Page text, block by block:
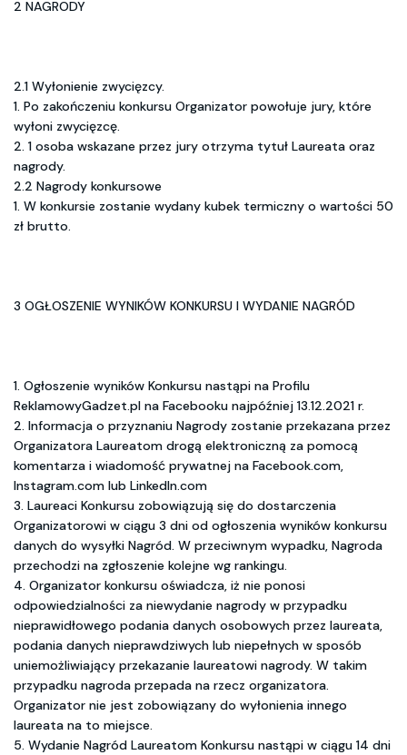
2 NAGRODY
2.1 Wyłonienie zwycięzcy.
1. Po zakończeniu konkursu Organizator powołuje jury, które
wyłoni zwycięzcę.
2. 1 osoba wskazane przez jury otrzyma tytuł Laureata oraz
nagrody.
2.2 Nagrody konkursowe
1. W konkursie zostanie wydany kubek termiczny o wartości 50
zł brutto.
3 OGŁOSZENIE WYNIKÓW KONKURSU I WYDANIE NAGRÓD
1. Ogłoszenie wyników Konkursu nastąpi na Profilu
ReklamowyGadzet.pl na Facebooku najpóźniej 13.12.2021 r.
2. Informacja o przyznaniu Nagrody zostanie przekazana przez
Organizatora Laureatom drogą elektroniczną za pomocą
komentarza i wiadomość prywatnej na Facebook.com,
Instagram.com lub LinkedIn.com
3. Laureaci Konkursu zobowiązują się do dostarczenia
Organizatorowi w ciągu 3 dni od ogłoszenia wyników konkursu
danych do wysyłki Nagród. W przeciwnym wypadku, Nagroda
przechodzi na zgłoszenie kolejne wg rankingu.
4. Organizator konkursu oświadcza, iż nie ponosi
odpowiedzialności za niewydanie nagrody w przypadku
nieprawidłowego podania danych osobowych przez laureata,
podania danych nieprawdziwych lub niepełnych w sposób
uniemożliwiający przekazanie laureatowi nagrody. W takim
przypadku nagroda przepada na rzecz organizatora.
Organizator nie jest zobowiązany do wyłonienia innego
laureata na to miejsce.
5. Wydanie Nagród Laureatom Konkursu nastąpi w ciągu 14 dni